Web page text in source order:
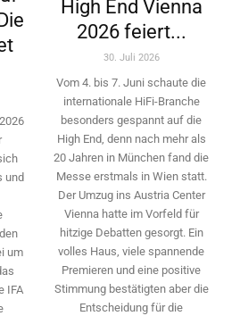
und
um
IFA
High End Vienna
2026 feiert...
30. Juli 2026
Vom 4. bis 7. Juni schaute die
internationale HiFi-Branche
besonders gespannt auf die
High End, denn nach mehr als
20 Jahren in München fand die
Messe erstmals in Wien statt.
Der Umzug ins Austria Center
Vienna hatte im Vorfeld für
hitzige Debatten gesorgt. Ein
volles Haus, viele spannende
Premieren und eine positive
Stimmung bestätigten aber die
Entscheidung für die